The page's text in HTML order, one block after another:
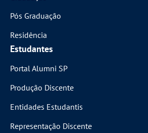
Pós Graduação
Residência
Estudantes
Portal Alumni SP
Produção Discente
Entidades Estudantis
Representação Discente